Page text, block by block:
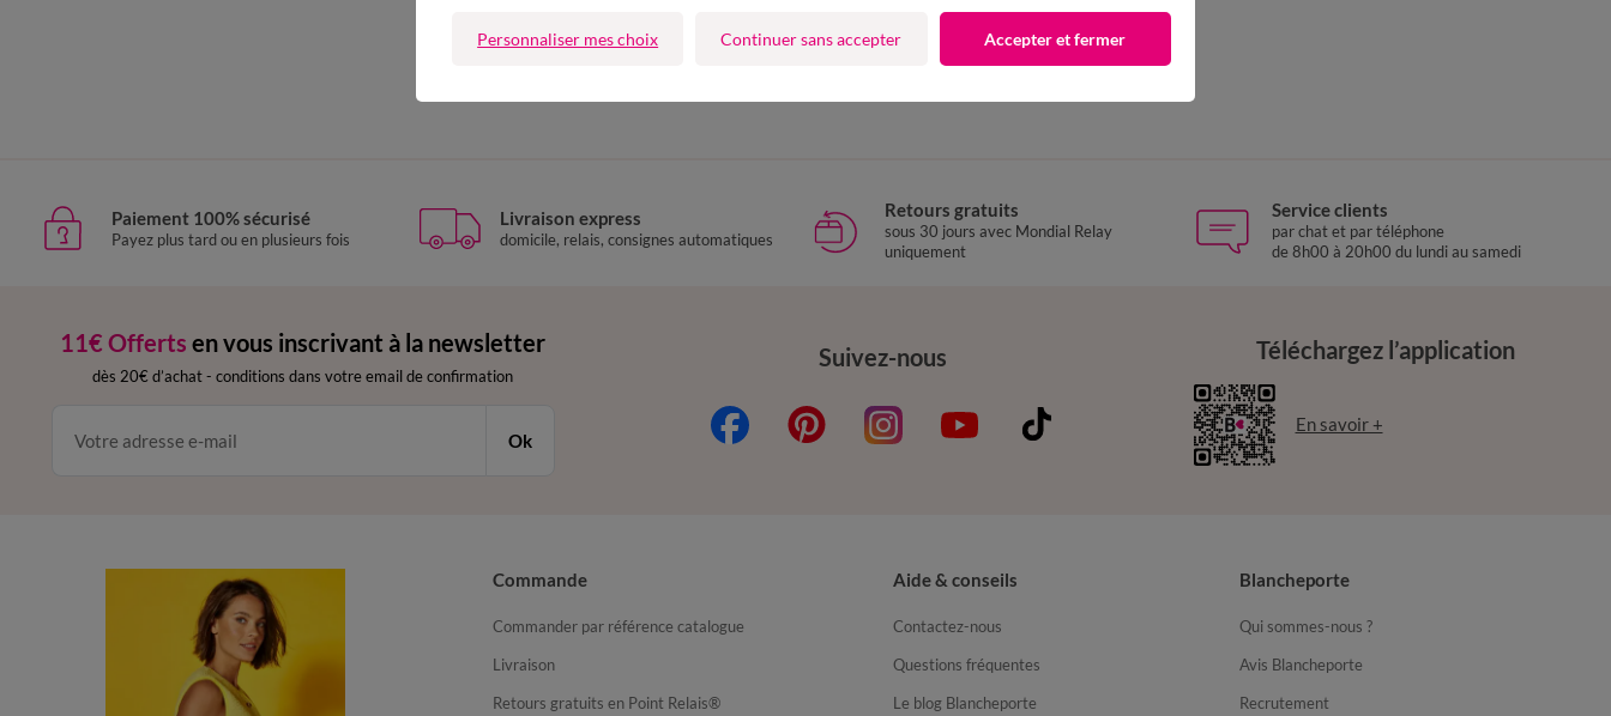
D'autres idées de Robe courte
Paiement 100% sécurisé
Payez plus tard ou en plusieurs fois
Livraison express
domicile, relais, consignes automatiques
Retours gratuits
sous 30 jours avec Mondial Relay
uniquement
Service clients
par chat et par téléphone
de 8h00 à 20h00 du lundi au samedi
11€ Offerts en vous inscrivant à la newsletter
dès 20€ d’achat - conditions dans votre email de confirmation
Ok
Suivez-nous Téléchargez l’application
En savoir +
Commande
Commander par référence catalogue
Livraison
Retours gratuits en Point Relais®
Aide & conseils
Contactez-nous
Questions fréquentes
Le blog Blancheporte
Blancheporte
Qui sommes-nous ?
Avis Blancheporte
Recrutement
Personnaliser mes choix Continuer sans accepter Accepter et fermer